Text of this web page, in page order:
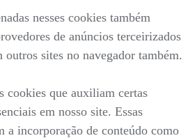
nesses cookies também
de anúncios terceirizados
sites no navegador também.
cookies que auxiliam certas
em nosso site. Essas
a incorporação de conteúdo como